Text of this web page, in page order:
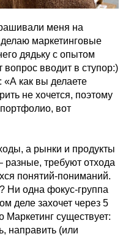
меня на
маркетинговые
дядьку с опытом
вопрос вводит в ступор:)
«А как вы делаете
не хочется, поэтому
вот
а рынки и продукты
разные, требуют отхода
понятий-пониманий.
Ни одна фокус-группа
деле захочет через 5
Маркетинг существует:
направить (или